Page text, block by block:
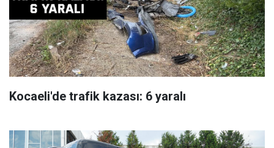
Kocaeli'de trafik kazası: 6 yaralı